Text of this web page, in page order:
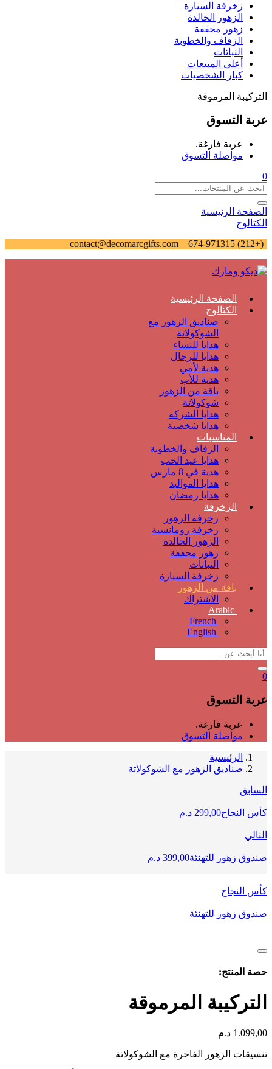
زخرفة السيارة
الزهور الخالدة
زهور مجففة
الزفاف والخطوبة
النباتات
أعلى المبيعات
كبار الشخصيات
التركيبة المرموقة
عربة التسوق
عربة فارغة.
مواصلة التسوق
0
الصفحة الرئيسية
الكتالوج
(+212) 674-971315
contact@decomarcgifts.com
الصفحة الرئيسية
الكتالوج
صناديق الزهور مع
الشوكولاتة
هدايا للنساء
هدايا للرجال
هدية لأمي
هدية للأب
باقة من الزهور
شوكولاتة
هدايا الشركة
هدايا شخصية
المناسبات
الزفاف والخطوبة
هدايا عيد الحب
هدية في 8 مارس
هدايا المواليد
هدايا رمضان
الزخرفة
زخرفة الزهور
زخرفة رومانسية
الزهور الخالدة
زهور مجففة
النباتات
زخرفة السيارة
باقة من الزهور
الاشتراك
Arabic
French
English
0
عربة التسوق
عربة فارغة.
مواصلة التسوق
الرئيسية
صناديق الزهور مع الشوكولاتة
السابق
كأس النجاح299,00 د.م
التالي
صندوق زهور للتهنئة399,00 د.م
كأس النجاح
صندوق زهور للتهنئة
حصة المنتج:
التركيبة المرموقة
1.099,00 د.م
تنسيقات الزهور الفاخرة مع الشوكولاتة